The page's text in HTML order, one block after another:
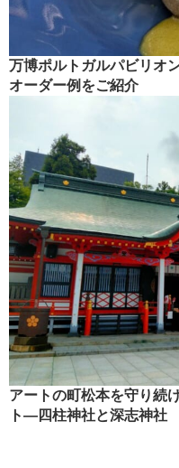
万博ポルトガルパビリオ
オーダー例をご紹介
アートの町松本を守り続
ト―四柱神社と深志神社